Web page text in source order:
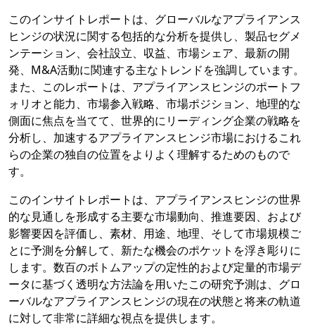
このインサイトレポートは、グローバルなアプライアンス
ヒンジの状況に関する包括的な分析を提供し、製品セグメ
ンテーション、会社設立、収益、市場シェア、最新の開
発、M&A活動に関連する主なトレンドを強調しています。
また、このレポートは、アプライアンスヒンジのポートフ
ォリオと能力、市場参入戦略、市場ポジション、地理的な
側面に焦点を当てて、世界的にリーディング企業の戦略を
分析し、加速するアプライアンスヒンジ市場におけるこれ
らの企業の独自の位置をよりよく理解するためのもので
す。
このインサイトレポートは、アプライアンスヒンジの世界
的な見通しを形成する主要な市場動向、推進要因、および
影響要因を評価し、素材、用途、地理、そして市場規模ご
とに予測を分解して、新たな機会のポケットを浮き彫りに
します。数百のボトムアップの定性的および定量的市場デ
ータに基づく透明な方法論を用いたこの研究予測は、グロ
ーバルなアプライアンスヒンジの現在の状態と将来の軌道
に対して非常に詳細な視点を提供します。